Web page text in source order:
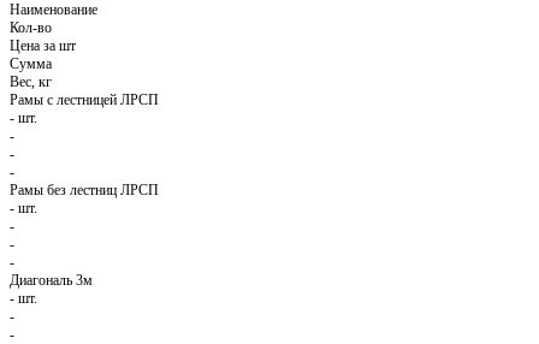
Наименование
Кол-во
Цена за шт
Сумма
Вес, кг
Рамы с лестницей ЛРСП
- шт.
-
-
-
Рамы без лестниц ЛРСП
- шт.
-
-
-
Диагональ 3м
- шт.
-
-